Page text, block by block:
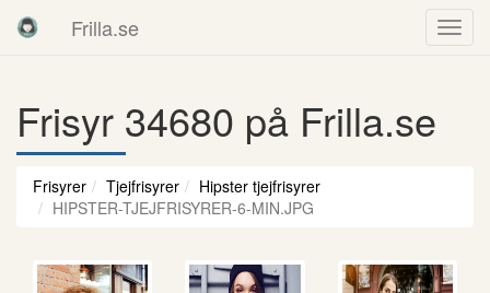
Frilla.se
Frisyr 34680 på Frilla.se
Frisyrer Tjejfrisyrer
Hipster tjejfrisyrer
HIPSTER-TJEJFRISYRER-6-MIN.JPG